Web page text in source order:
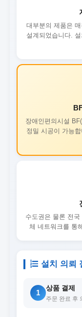
대부분의 제품은
설계되었습니다.
장애인편의시설
정밀 시공이 가능
수도권은 물론 전국
체 네트워크를 통
설치 의뢰
1
상품 결제
주문 완료 후